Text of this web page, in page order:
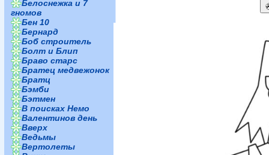
Белоснежка и 7
гномов
Бен 10
Бернард
Боб строитель
Болт и Блип
Браво старс
Братец медвежонок
Братц
Бэмби
Бэтмен
В поисках Немо
Валентинов день
Вверх
Ведьмы
Вертолеты